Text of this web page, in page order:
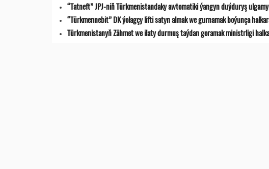
“Tatneft” JPJ-niň Türkmenistandaky awtomatiki ýangyn duýduryş
“Türkmennebit” DK ýolagçy lifti satyn almak we gurnamak boýunça
Türkmenistanyň Zähmet we ilaty durmuş taýdan goramak ministrligi